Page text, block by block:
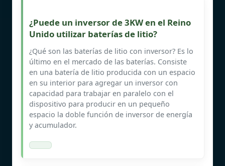
¿Puede un inversor de 3KW en el Reino
Unido utilizar baterías de litio?
¿Qué son las baterías de litio con inversor? Es lo
último en el mercado de las baterías. Consiste
en una batería de litio producida con un espacio
en su interior para agregar un inversor con
capacidad para trabajar en paralelo con el
dispositivo para producir en un pequeño
espacio la doble función de inversor de energía
y acumulador.